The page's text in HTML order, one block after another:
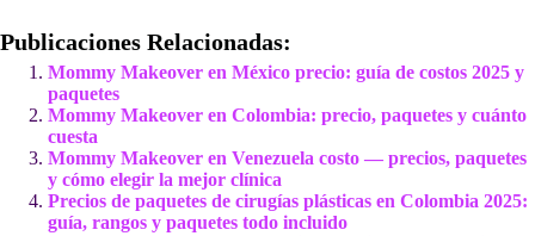
Publicaciones Relacionadas:
Mommy Makeover en México precio: guía de costos 2025 y
paquetes
Mommy Makeover en Colombia: precio, paquetes y cuánto
cuesta
Mommy Makeover en Venezuela costo — precios, paquetes
y cómo elegir la mejor clínica
Precios de paquetes de cirugías plásticas en Colombia 2025:
guía, rangos y paquetes todo incluido